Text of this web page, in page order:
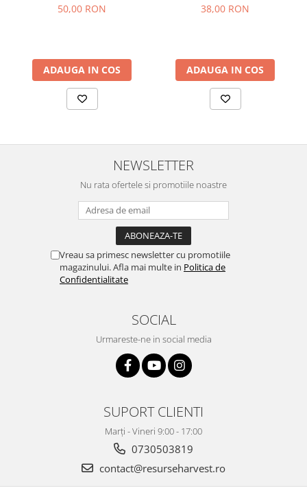
50,00 RON
ADAUGA IN COS
38,00 RON
ADAUGA IN COS
NEWSLETTER
Nu rata ofertele si promotiile noastre
Vreau sa primesc newsletter cu promotiile
magazinului. Afla mai multe in Politica de
Confidentialitate
SOCIAL
Urmareste-ne in social media
SUPORT CLIENTI
Marți - Vineri 9:00 - 17:00
0730503819
contact@resurseharvest.ro